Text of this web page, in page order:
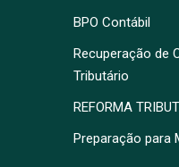
BPO Contábil
Recuperação de
Tributário
REFORMA
Preparação para